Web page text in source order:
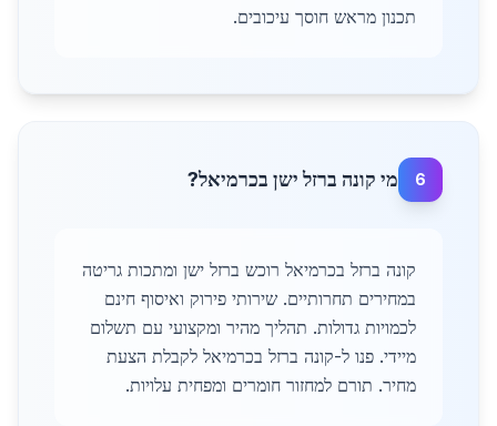
תכנון מראש חוסך עיכובים.
6 מי קונה ברזל ישן בכרמיאל?
קונה ברזל בכרמיאל רוכש ברזל ישן ומתכות גריטה
במחירים תחרותיים. שירותי פירוק ואיסוף חינם
לכמויות גדולות. תהליך מהיר ומקצועי עם תשלום
מיידי. פנו ל-קונה ברזל בכרמיאל לקבלת הצעת
מחיר. תורם למחזור חומרים ומפחית עלויות.